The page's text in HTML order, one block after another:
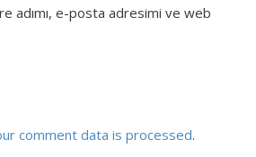
adımı, e-posta adresimi ve web
comment data is processed.